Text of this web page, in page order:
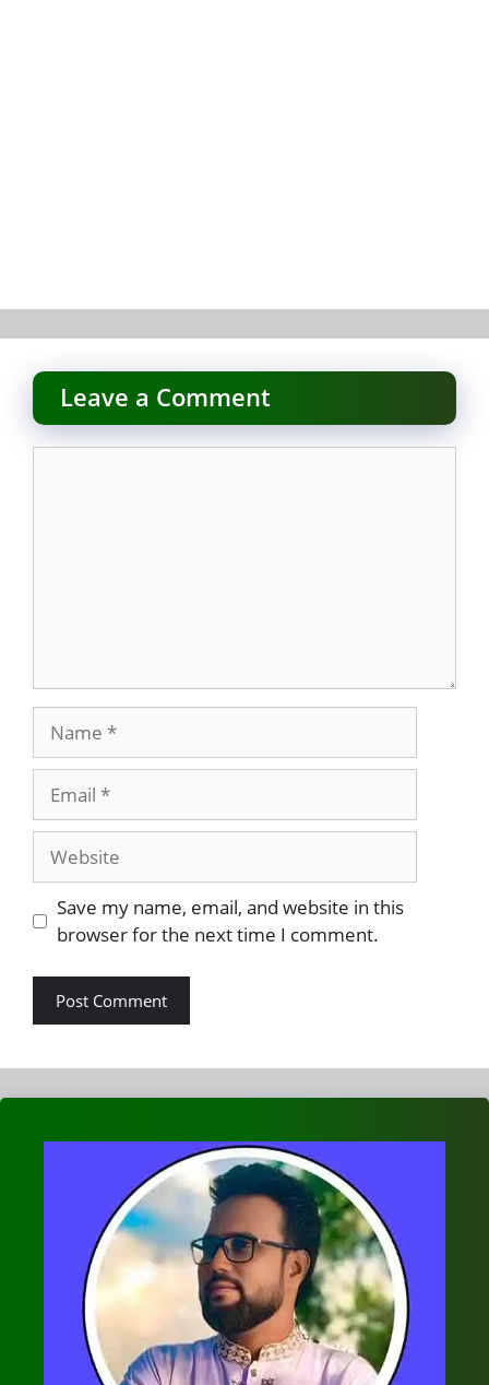
Leave a Comment
Website
Save my name, email, and website in this
browser for the next time I comment.